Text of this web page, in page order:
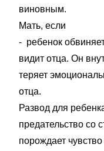
виновным.
Мать, если
- ребенок
видит отца. Он
теряет
отца.
Развод для
предательство со
порождает